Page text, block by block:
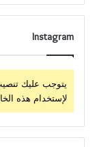
Instagram
يتوجب عليك
لإستخدام هذه